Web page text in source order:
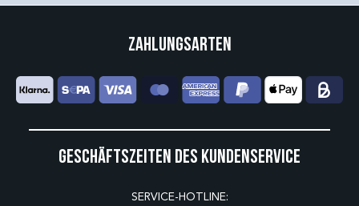
Geschäftszeiten des Kundenservice
SERVICE-HOTLINE:
Zahlungsarten